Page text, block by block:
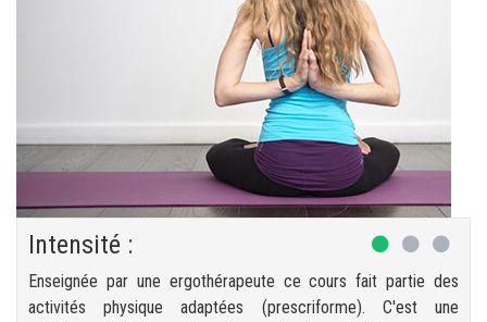
Intensité :
Enseignée par une ergothérapeute ce cours fait partie des
activités physique adaptées (prescriforme). C'est une